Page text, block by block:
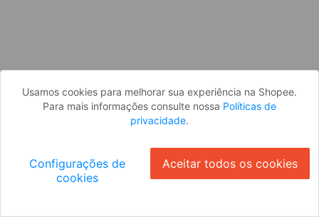
Usamos cookies para melhorar sua experiência na Shopee.
Para mais informações consulte nossa Políticas de
privacidade.
Configurações de
cookies
Aceitar todos os cookies